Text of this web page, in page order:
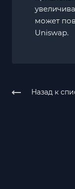
может
Uniswap.
Назад к